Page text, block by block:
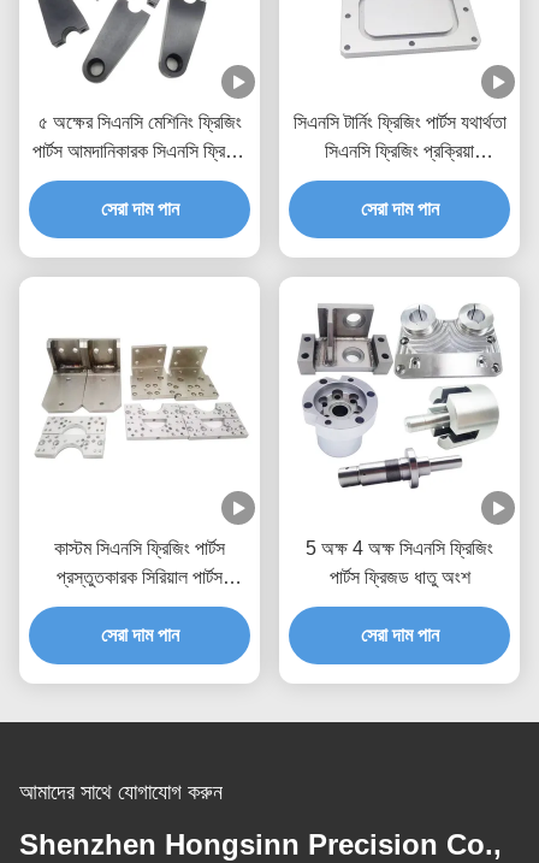
৫ অক্ষের সিএনসি মেশিনিং ফ্রিজিং
পার্টস আমদানিকারক সিএনসি ফ্রিজিং
প্রোটোটাইপ ব্রাস স্টেইনলেস স্টীল
সেরা দাম পান
সিএনসি টার্নিং ফ্রিজিং পার্টস যথার্থতা
সিএনসি ফ্রিজিং প্রক্রিয়া
প্রোটোটাইপ
সেরা দাম পান
কাস্টম সিএনসি ফ্রিজিং পার্টস
প্রস্তুতকারক সিরিয়াল পার্টস
প্রোটোটাইপ অ্যালুমিনিয়াম
সেরা দাম পান
5 অক্ষ 4 অক্ষ সিএনসি ফ্রিজিং
পার্টস ফ্রিজড ধাতু অংশ
সেরা দাম পান
আমাদের সাথে যোগাযোগ করুন
Shenzhen Hongsinn Precision Co.,